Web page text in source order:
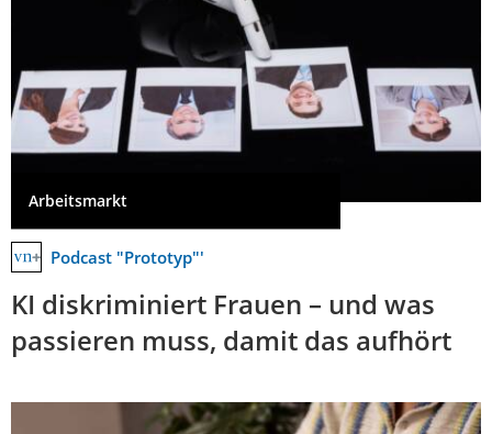
Arbeitsmarkt
Podcast "Prototyp"'
KI diskriminiert Frauen – und was
passieren muss, damit das aufhört